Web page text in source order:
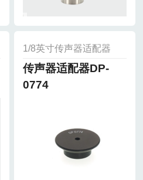
1/8英寸传声器适配器
传声器适配器DP-
0774